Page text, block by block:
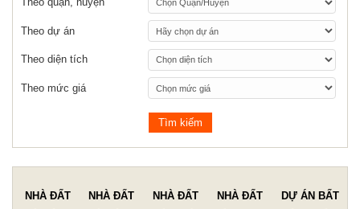
Theo dự án
Theo diện tích
Theo mức giá
NHÀ ĐẤT
NHÀ ĐẤT
NHÀ ĐẤT
NHÀ ĐẤT
DỰ ÁN BẤT